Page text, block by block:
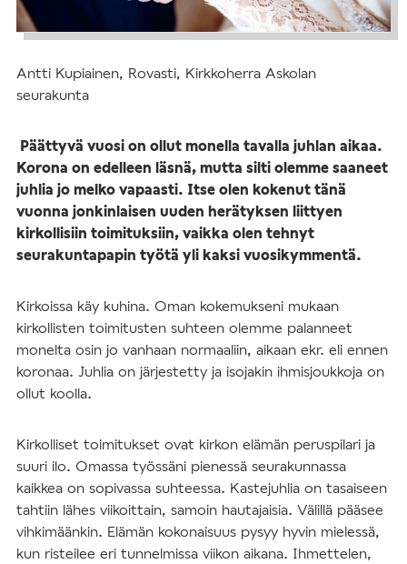
Antti Kupiainen, Rovasti, Kirkkoherra Askolan
seurakunta
Päättyvä vuosi on ollut monella tavalla juhlan aikaa.
Korona on edelleen läsnä, mutta silti olemme saaneet
juhlia jo melko vapaasti. Itse olen kokenut tänä
vuonna jonkinlaisen uuden herätyksen liittyen
kirkollisiin toimituksiin, vaikka olen tehnyt
seurakuntapapin työtä yli kaksi vuosikymmentä.
Kirkoissa käy kuhina. Oman kokemukseni mukaan
kirkollisten toimitusten suhteen olemme palanneet
monelta osin jo vanhaan normaaliin, aikaan ekr. eli ennen
koronaa. Juhlia on järjestetty ja isojakin ihmisjoukkoja on
ollut koolla.
Kirkolliset toimitukset ovat kirkon elämän peruspilari ja
suuri ilo. Omassa työssäni pienessä seurakunnassa
kaikkea on sopivassa suhteessa. Kastejuhlia on tasaiseen
tahtiin lähes viikoittain, samoin hautajaisia. Välillä pääsee
vihkimäänkin. Elämän kokonaisuus pysyy hyvin mielessä,
kun risteilee eri tunnelmissa viikon aikana. Ihmettelen,